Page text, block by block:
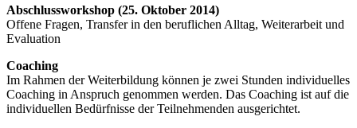
Abschlussworkshop (25. Oktober 2014)
Offene Fragen, Transfer in den beruflichen Alltag, Weiterarbeit und
Evaluation
Coaching
Im Rahmen der Weiterbildung können je zwei Stunden individuelles
Coaching in Anspruch genommen werden. Das Coaching ist auf die
individuellen Bedürfnisse der Teilnehmenden ausgerichtet.